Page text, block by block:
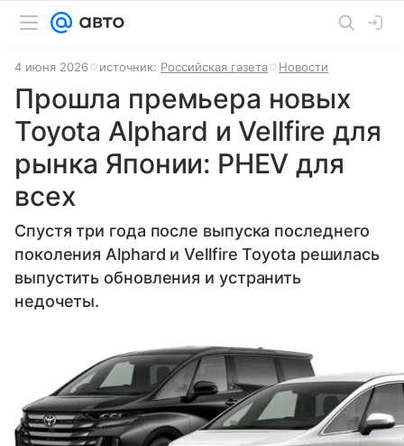
4 июня 2026 источник: Российская газета Новости
Прошла премьера новых
Toyota Alphard и Vellfire для
рынка Японии: PHEV для
всех
Спустя три года после выпуска последнего
поколения Alphard и Vellfire Toyota решилась
выпустить обновления и устранить
недочеты.